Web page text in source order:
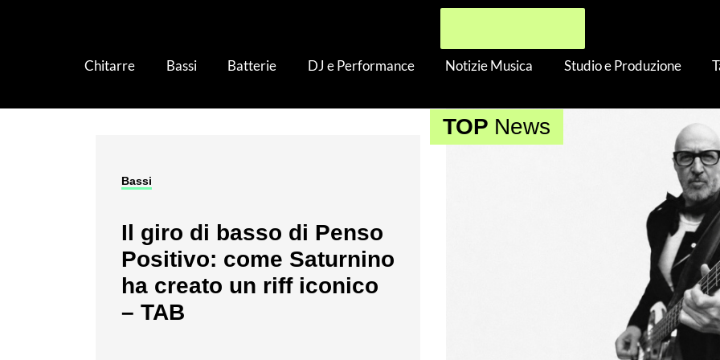
Chitarre Bassi Batterie DJ e Performance Notizie Musica Studio e Produzione
Bassi
Il giro di basso di Penso
Positivo: come Saturnino
ha creato un riff iconico
– TAB
TOP News